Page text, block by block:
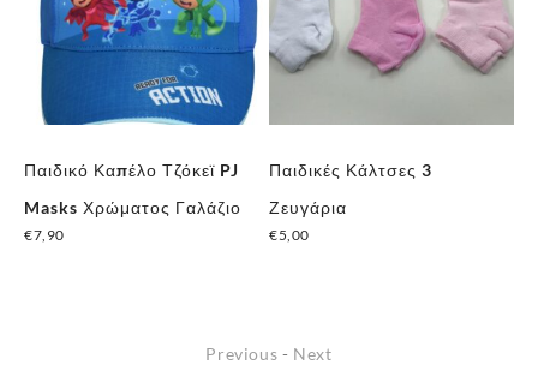
Παιδικό Καπέλο Τζόκεϊ PJ
Masks Χρώματος Γαλάζιο
€7,90
Παιδικές Κάλτσες 3
Ζευγάρια
€5,00
Previous - Next